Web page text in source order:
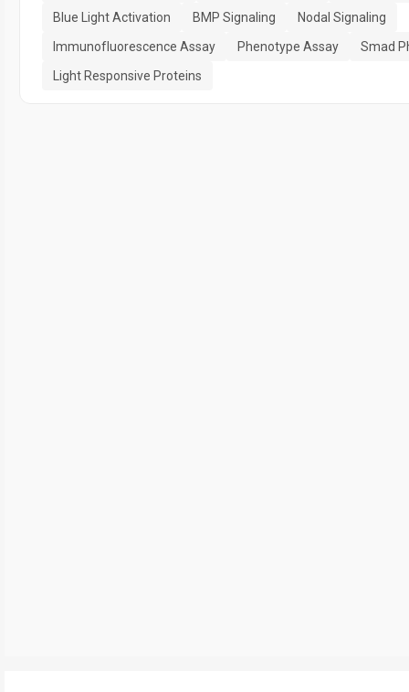
Blue Light Activation
BMP Signaling
Nodal Signaling
Immunofluorescence Assay
Phenotype Assay
Smad
Light Responsive Proteins